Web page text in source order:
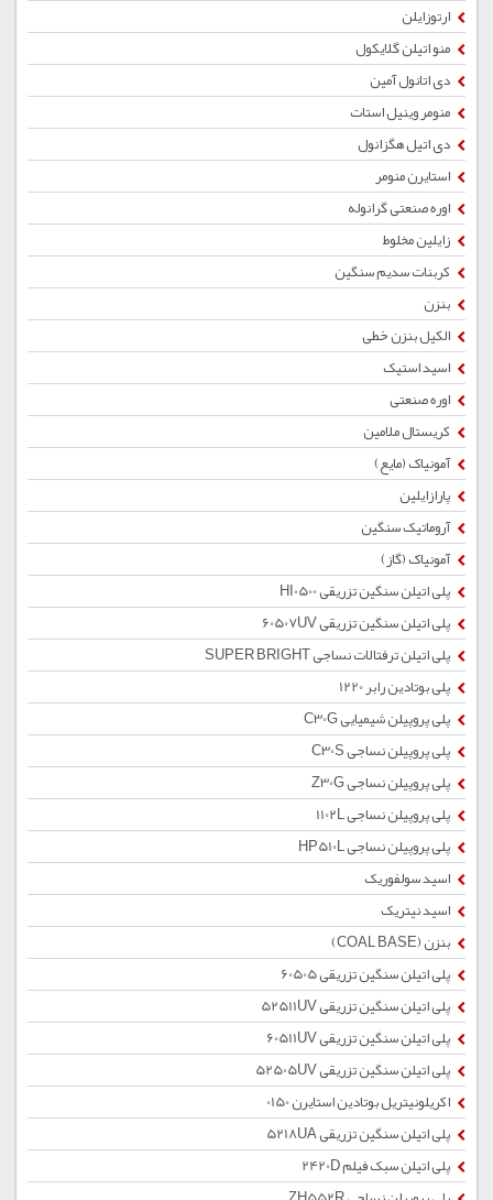
ارتوزایلن
منو اتیلن گلایکول
دی اتانول آمین
منومر وینیل استات
دی اتیل هگزانول
استایرن منومر
اوره صنعتی گرانوله
زایلین مخلوط
کربنات سدیم سنگین
بنزن
الکیل بنزن خطی
اسید استیک
اوره صنعتی
کریستال ملامین
آمونیاک (مایع)
پارازایلین
آروماتیک سنگین
آمونیاک (گاز)
پلی اتیلن سنگین تزریقی HI0500
پلی اتیلن سنگین تزریقی 60507UV
پلی اتیلن ترفتالات نساجی SUPER BRIGHT
پلی بوتادین رابر 1220
پلی پروپیلن شیمیایی C30G
پلی پروپیلن نساجی C30S
پلی پروپیلن نساجی Z30G
پلی پروپیلن نساجی 1102L
پلی پروپیلن نساجی HP510L
اسید سولفوریک
اسید نیتریک
بنزن (COAL BASE)
پلی اتیلن سنگین تزریقی 60505
پلی اتیلن سنگین تزریقی 52511UV
پلی اتیلن سنگین تزریقی 60511UV
پلی اتیلن سنگین تزریقی 52505UV
اکریلونیتریل بوتادین استایرن 0150
پلی اتیلن سنگین تزریقی 5218UA
پلی اتیلن سبک فیلم 2420D